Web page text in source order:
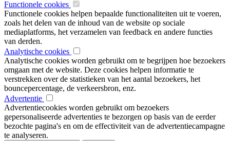
Functionele cookies
Functionele cookies helpen bepaalde functionaliteiten uit te voeren,
zoals het delen van de inhoud van de website op sociale
mediaplatforms, het verzamelen van feedback en andere functies
van derden.
Analytische cookies
Analytische cookies worden gebruikt om te begrijpen hoe bezoekers
omgaan met de website. Deze cookies helpen informatie te
verstrekken over de statistieken van het aantal bezoekers, het
bouncepercentage, de verkeersbron, enz.
Advertentie
Advertentiecookies worden gebruikt om bezoekers
gepersonaliseerde advertenties te bezorgen op basis van de eerder
bezochte pagina's en om de effectiviteit van de advertentiecampagne
te analyseren.